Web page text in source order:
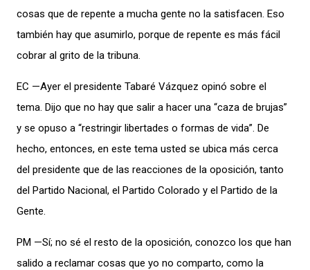
cosas que de repente a mucha gente no la satisfacen. Eso
también hay que asumirlo, porque de repente es más fácil
cobrar al grito de la tribuna.
EC —Ayer el presidente Tabaré Vázquez opinó sobre el
tema. Dijo que no hay que salir a hacer una “caza de brujas”
y se opuso a “restringir libertades o formas de vida”. De
hecho, entonces, en este tema usted se ubica más cerca
del presidente que de las reacciones de la oposición, tanto
del Partido Nacional, el Partido Colorado y el Partido de la
Gente.
PM —Sí; no sé el resto de la oposición, conozco los que han
salido a reclamar cosas que yo no comparto, como la